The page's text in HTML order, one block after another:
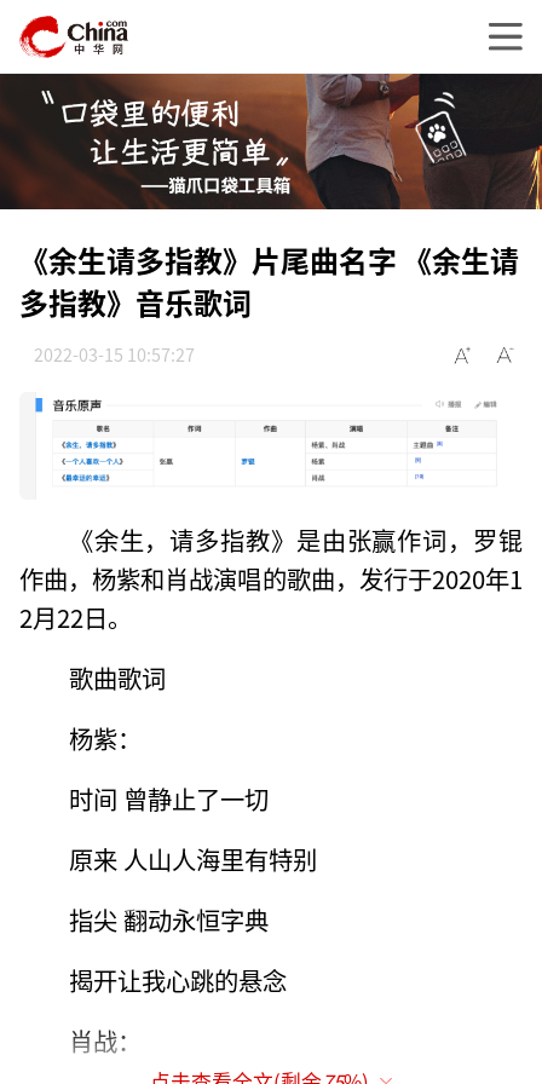
《余生请多指教》片尾曲名字 《余生请
多指教》音乐歌词
2022-03-15 10:57:27
《余生，请多指教》是由张赢作词，罗锟
作曲，杨紫和肖战演唱的歌曲，发行于2020年1
2月22日。
歌曲歌词
杨紫：
时间 曾静止了一切
原来 人山人海里有特别
指尖 翻动永恒字典
揭开让我心跳的悬念
肖战：